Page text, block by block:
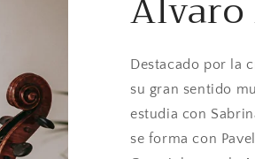
Destacado por la
su gran sentido
estudia con
se forma con Pavel